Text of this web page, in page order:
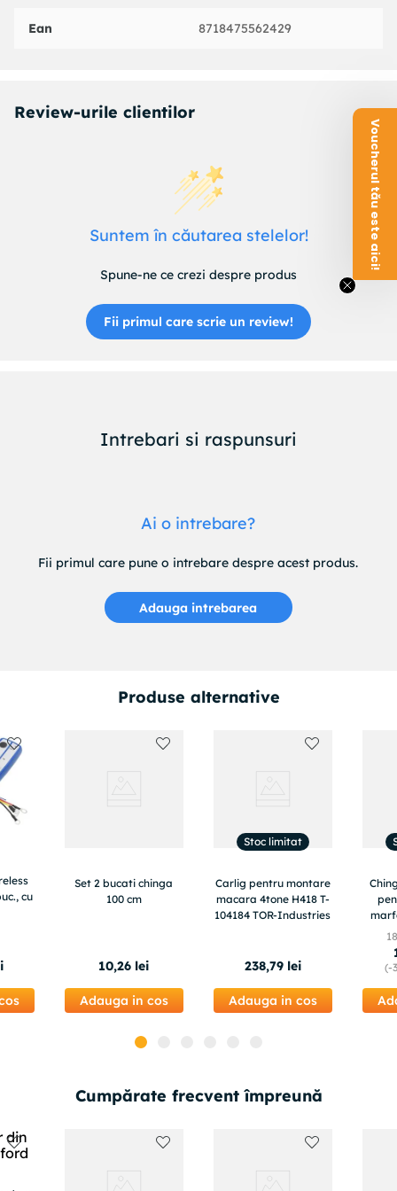
Ean 8718475562429
Review-urile clientilor
Suntem în căutarea stelelor!
Spune-ne ce crezi despre produs
Fii primul care scrie un review!
Intrebari si raspunsuri
Ai o intrebare?
Fii primul care pune o intrebare despre acest produs.
Adauga intrebarea
Produse alternative
cu
Set 2 bucati chinga
100 cm
10,26 lei
Adauga in cos
Stoc limitat
Carlig pentru montare
macara 4tone H418 T-
104184 TOR-Industries
238,79 lei
Adauga in cos
(-
Cumpărate frecvent împreună
Voucherul tău este aici!